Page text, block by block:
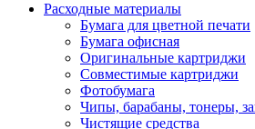
Расходные материалы
Бумага для цветной печати
Бумага офисная
Оригинальные картриджи
Совместимые картриджи
Фотобумага
Чипы, барабаны, тонеры,
Чистящие средства